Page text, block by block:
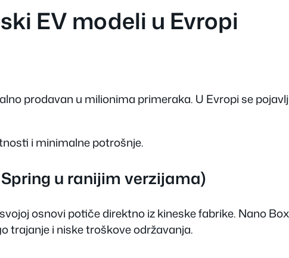
EV modeli u Evropi
prodavan u milionima primeraka. U Evropi se
i minimalne potrošnje.
u ranijim verzijama)
osnovi potiče direktno iz kineske fabrike. Nano
trajanje i niske troškove održavanja.